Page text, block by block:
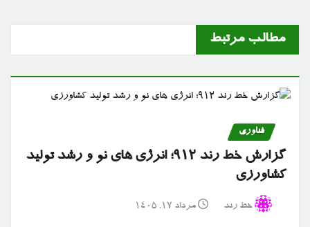
مطالب مرتبط
فناوری
گزارش خط رند ۹۱۲؛ انرژی های نو و رشد تولید
کشاورزی
خط رند مرداد ۱۷, ۱۴۰۵